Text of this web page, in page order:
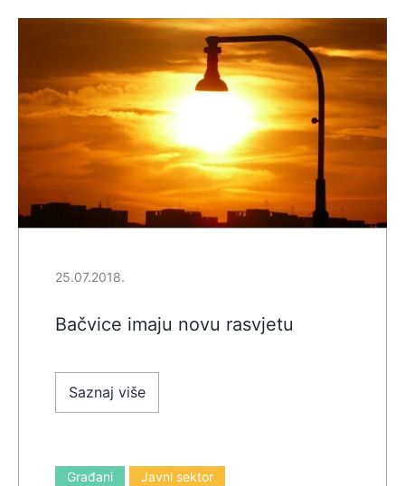
25.07.2018.
Bačvice imaju novu rasvjetu
Saznaj više
Građani
Javni sektor